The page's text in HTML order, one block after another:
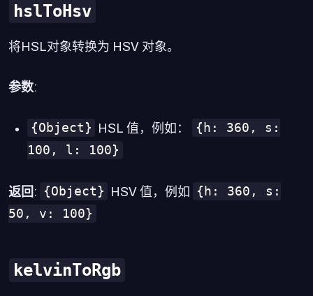
hslToHsv
将HSL对象转换为 HSV 对象。
参数:
{Object} HSL 值，例如：
{h: 360, s:
100, l: 100}
返回 : {Object} HSV 值，例如
{h: 360, s:
50, v: 100}
kelvinToRgb